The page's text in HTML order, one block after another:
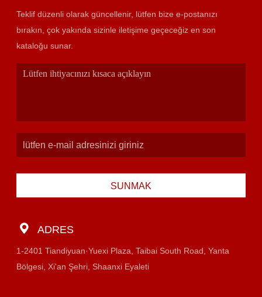
Teklif düzenli olarak güncellenir, lütfen bize e-postanızı
bırakın, çok yakında sizinle iletişime geçeceğiz en son
kataloğu sunar.
SUNMAK
ADRES
1-2401 Tiandiyuan·Yuexi Plaza, Taibai South Road, Yanta
Bölgesi, Xi'an Şehri, Shaanxi Eyaleti